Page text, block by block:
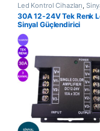
Led Kontrol Cihazları
Yükselticiler (Amplifikatör)
30A 12-24V Tek Renk
Sinyal Güçlendirici